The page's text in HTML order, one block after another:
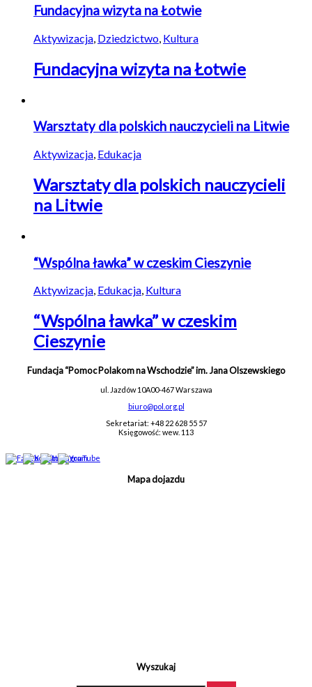
Fundacyjna wizyta na Łotwie
Aktywizacja, Dziedzictwo, Kultura
Fundacyjna wizyta na Łotwie
Warsztaty dla polskich nauczycieli na Litwie
Aktywizacja, Edukacja
Warsztaty dla polskich nauczycieli
na Litwie
“Wspólna ławka” w czeskim Cieszynie
Aktywizacja, Edukacja, Kultura
“Wspólna ławka” w czeskim
Cieszynie
Fundacja “Pomoc Polakom na Wschodzie” im. Jana Olszewskiego
ul. Jazdów 10A00-467 Warszawa
biuro@pol.org.pl
Sekretariat: +48 22 628 55 57
Księgowość: wew. 113
Mapa dojazdu
Wyszukaj